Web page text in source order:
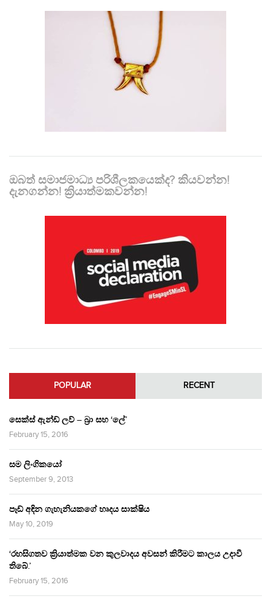
ඔබත් සමාජමාධ්‍ය පරිශීලකයෙක්ද? කියවන්න!
දැනගන්න! ක්‍රියාත්මකවන්න!
POPULAR RECENT
සෙක්ස් ඇන්ඩ් ලව් – බ්‍රා සහ ‘ලේ’
February 15, 2016
සම ලිංගිකයෝ
September 9, 2013
පෑඩ් අඳින ගැහැනියකගේ හෘදය සාක්ෂිය
May 10, 2019
‘රහසිගතව ක්‍රියාත්මක වන කුලවාදය අවසන් කිරීමට කාලය උදාවී
තිබේ.’
February 15, 2016